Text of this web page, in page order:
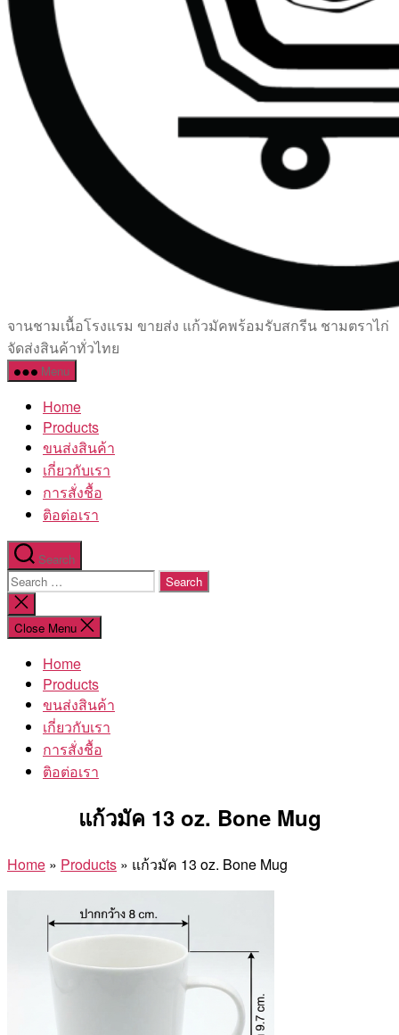
เซรามิค
ครบ
ครัน
โรงงาน
จานชามเนื้อโรงแรม ขายส่ง แก้วมัคพร้อมรับสกรีน ชามตราไก่
จัดส่งสินค้าทั่วไทย
Menu
Home
Products
ขนส่งสินค้า
เกี่ยวกับเรา
การสั่งชื้อ
ติอต่อเรา
Search
Search
for:
Close
search
Close Menu
Home
Products
ขนส่งสินค้า
เกี่ยวกับเรา
การสั่งชื้อ
ติอต่อเรา
แก้วมัค 13 oz. Bone Mug
Home » Products » แก้วมัค 13 oz. Bone Mug